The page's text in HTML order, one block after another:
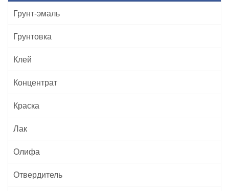
Грунт-эмаль
Грунтовка
Клей
Концентрат
Краска
Лак
Олифа
Отвердитель